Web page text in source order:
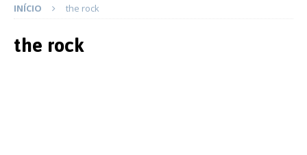
INÍCIO the rock
the rock